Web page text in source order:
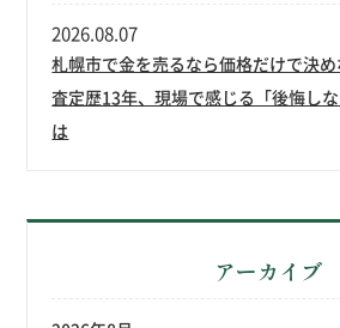
札幌市で金を売るなら価格だけで決め
査定歴13年、現場で感じる「後悔し
は
2026.08.07
アーカイブ